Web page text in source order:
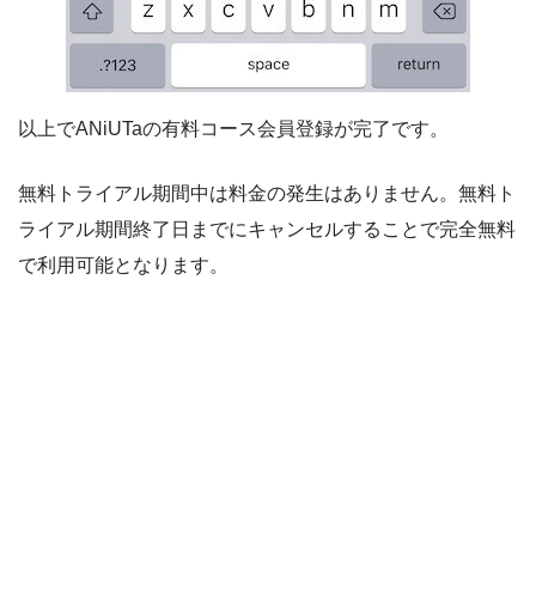
以上でANiUTaの有料コース会員登録が完了です。
無料トライアル期間中は料金の発生はありません。無料ト
ライアル期間終了日までにキャンセルすることで完全無料
で利用可能となります。